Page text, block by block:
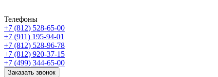
Телефоны
+7 (812) 528-65-00
+7 (911) 195-94-01
+7 (812) 528-96-78
+7 (812) 920-37-15
+7 (499) 344-65-00
Заказать звонок